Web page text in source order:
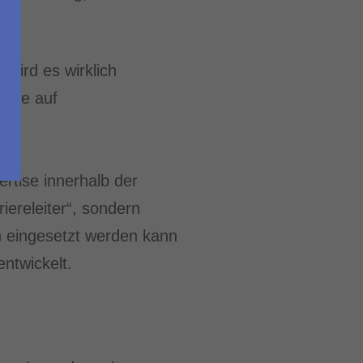
wird es wirklich
auf
innerhalb der
sondern
werden kann